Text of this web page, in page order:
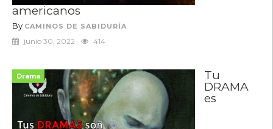
americanos
By CAMINOS DE SABIDURÍA
junio 30, 2022 414
Drama
Tu
DRAMA
es